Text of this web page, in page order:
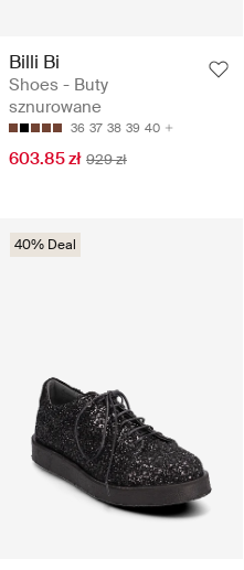
Billi Bi
Shoes - Buty
sznurowane
36 37 38 39 40
603.85 zł 929 zł
40% Deal